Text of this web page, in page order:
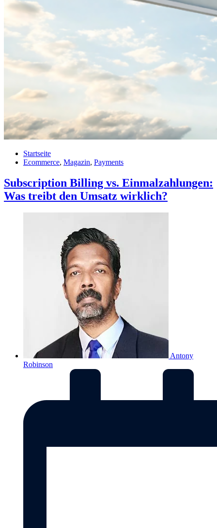
Startseite
Ecommerce, Magazin, Payments
Subscription Billing vs. Einmalzahlungen:
Was treibt den Umsatz wirklich?
Antony
Robinson